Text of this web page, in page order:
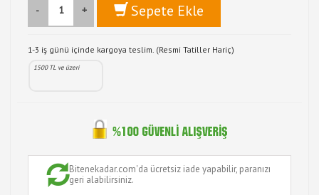
- + Sepete Ekle
1-3 iş günü içinde kargoya teslim. (Resmi Tatiller Hariç)
1500 TL ve üzeri
Bitenekadar.com'da ücretsiz iade yapabilir, paranızı
geri alabilirsiniz.